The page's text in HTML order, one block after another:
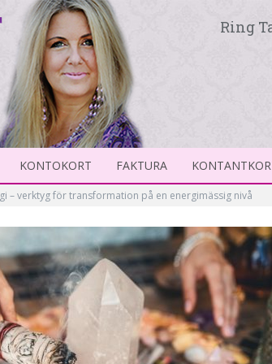
Ring
KONTOKORT FAKTURA
– verktyg för transformation på en energimässig nivå